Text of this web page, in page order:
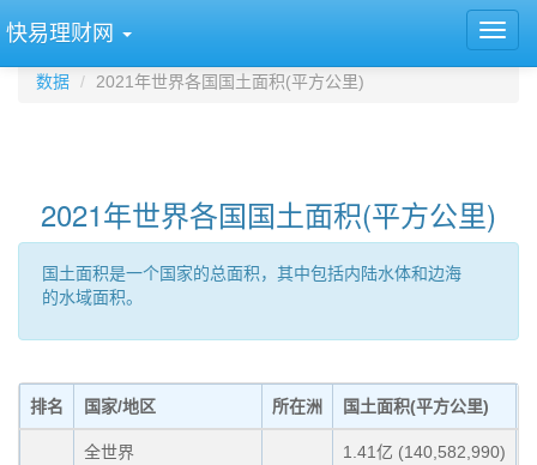
快易理财网
数据 2021年世界各国国土面积(平方公里)
2021年世界各国国土面积(平方公里)
国土面积是一个国家的总面积，其中包括内陆水体和边海
的水域面积。
排名 国家/地区 所在洲 国土面积(平方公里)
全世界 1.41亿 (140,582,990)